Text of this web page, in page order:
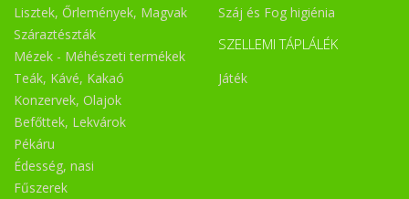
Lisztek, Őrlemények, Magvak
Száraztészták
Mézek - Méhészeti termékek
Teák, Kávé, Kakaó
Konzervek, Olajok
Befőttek, Lekvárok
Pékáru
Édesség, nasi
Fűszerek
Száj és Fog higiénia
SZELLEMI TÁPLÁLÉK
Játék